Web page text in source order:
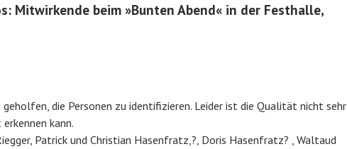
Mitwirkende beim »Bunten Abend« in der Festhalle,
die Personen zu identifizieren. Leider ist die Qualität nicht sehr
kann.
Patrick und Christian Hasenfratz,?, Doris Hasenfratz? , Waltaud